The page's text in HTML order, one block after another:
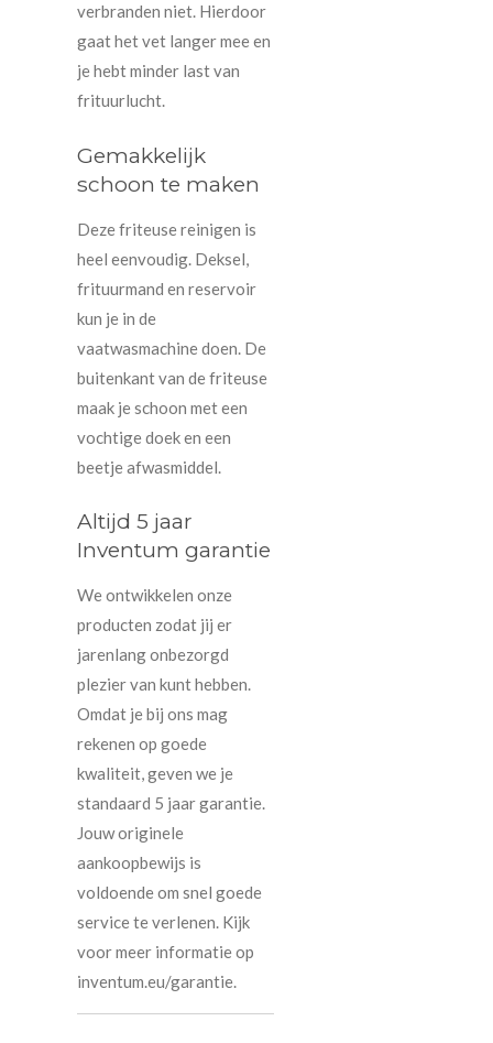
verbranden niet. Hierdoor
gaat het vet langer mee en
je hebt minder last van
frituurlucht.
Gemakkelijk
schoon te maken
Deze friteuse reinigen is
heel eenvoudig. Deksel,
frituurmand en reservoir
kun je in de
vaatwasmachine doen. De
buitenkant van de friteuse
maak je schoon met een
vochtige doek en een
beetje afwasmiddel.
Altijd 5 jaar
Inventum garantie
We ontwikkelen onze
producten zodat jij er
jarenlang onbezorgd
plezier van kunt hebben.
Omdat je bij ons mag
rekenen op goede
kwaliteit, geven we je
standaard 5 jaar garantie.
Jouw originele
aankoopbewijs is
voldoende om snel goede
service te verlenen. Kijk
voor meer informatie op
inventum.eu/garantie.